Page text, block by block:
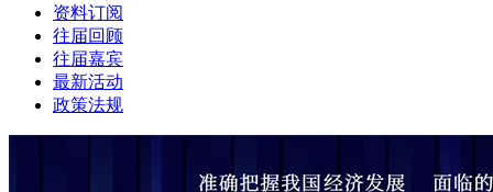
资料订阅
往届回顾
往届嘉宾
最新活动
政策法规